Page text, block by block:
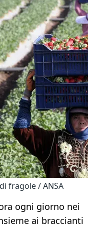
fragole / ANSA
ogni giorno nei
ai braccianti